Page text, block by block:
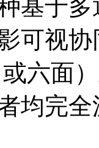
基于
可视
六面
均完